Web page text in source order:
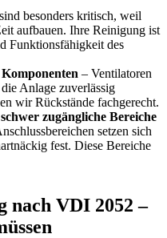
besonders kritisch, weil
aufbauen. Ihre Reinigung ist
Funktionsfähigkeit des
– Ventilatoren
Anlage zuverlässig
wir Rückstände fachgerecht.
zugängliche Bereiche
setzen sich
fest. Diese Bereiche
nach VDI 2052 –